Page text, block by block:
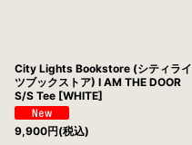
City Lights Bookstore (シティライ
ツブックストア) I AM THE DOOR
S/S Tee [WHITE]
9,900円(税込)